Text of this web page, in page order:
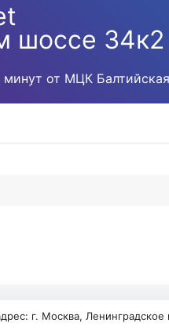
шоссе 34к2
минут от МЦК Балтийская
г. Москва,